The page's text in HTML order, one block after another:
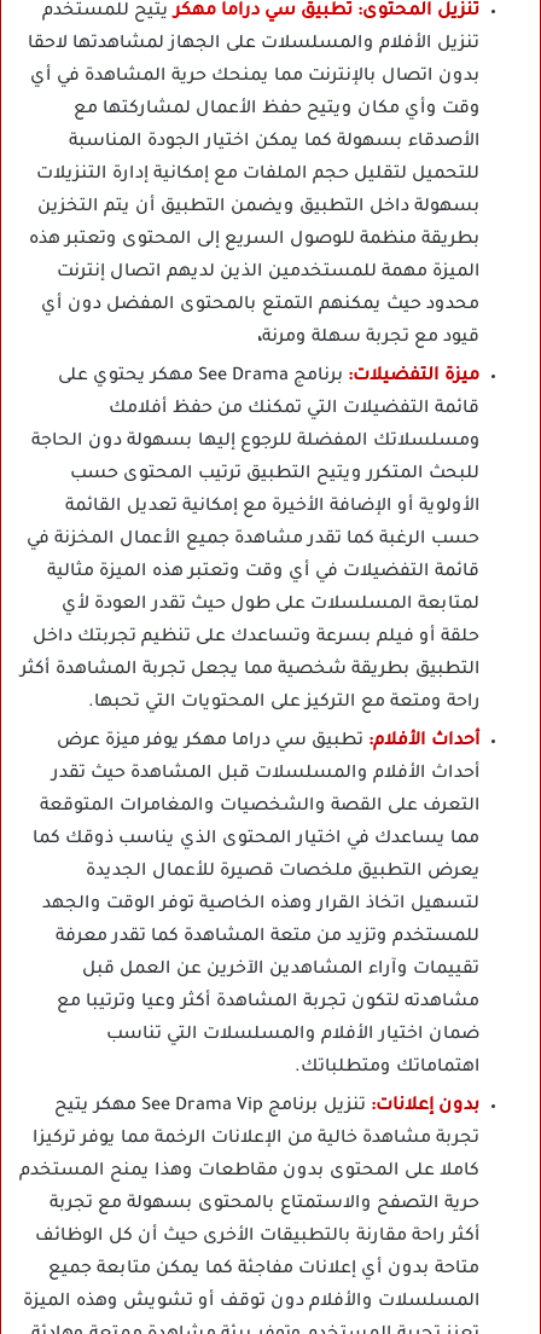
تنزيل المحتوى: تطبيق سي دراما مهكريتيح للمستخدم
تنزيل الأفلام والمسلسلات على الجهاز لمشاهدتها لاحقا
بدون اتصال بالإنترنت مما يمنحك حرية المشاهدة في أي
وقت وأي مكان ويتيح حفظ الأعمال لمشاركتها مع
الأصدقاء بسهولة كما يمكن اختيار الجودة المناسبة
للتحميل لتقليل حجم الملفات مع إمكانية إدارة التنزيلات
بسهولة داخل التطبيق ويضمن التطبيق أن يتم التخزين
بطريقة منظمة للوصول السريع إلى المحتوى وتعتبر هذه
الميزة مهمة للمستخدمين الذين لديهم اتصال إنترنت
محدود حيث يمكنهم التمتع بالمحتوى المفضل دون أي
قيود مع تجربة سهلة ومرنة،
ميزة التفضيلات:
برنامج See Drama مهكر يحتوي على
قائمة التفضيلات التي تمكنك من حفظ أفلامك
ومسلسلاتك المفضلة للرجوع إليها بسهولة دون الحاجة
للبحث المتكرر ويتيح التطبيق ترتيب المحتوى حسب
الأولوية أو الإضافة الأخيرة مع إمكانية تعديل القائمة
حسب الرغبة كما تقدر مشاهدة جميع الأعمال المخزنة في
قائمة التفضيلات في أي وقت وتعتبر هذه الميزة مثالية
لمتابعة المسلسلات على طول حيث تقدر العودة لأي
حلقة أو فيلم بسرعة وتساعدك على تنظيم تجربتك داخل
التطبيق بطريقة شخصية مما يجعل تجربة المشاهدة أكثر
راحة ومتعة مع التركيز على المحتويات التي تحبها.
أحداث الأفلام: تطبيق سي دراما مهكر يوفر ميزة عرض
أحداث الأفلام والمسلسلات قبل المشاهدة حيث تقدر
التعرف على القصة والشخصيات والمغامرات المتوقعة
مما يساعدك في اختيار المحتوى الذي يناسب ذوقك كما
يعرض التطبيق ملخصات قصيرة للأعمال الجديدة
لتسهيل اتخاذ القرار وهذه الخاصية توفر الوقت والجهد
للمستخدم وتزيد من متعة المشاهدة كما تقدر معرفة
تقييمات وآراء المشاهدين الآخرين عن العمل قبل
مشاهدته لتكون تجربة المشاهدة أكثر وعيا وترتيبا مع
ضمان اختيار الأفلام والمسلسلات التي تناسب
اهتماماتك ومتطلباتك.
بدون إعلانات:
تنزيل برنامج See Drama Vip مهكر يتيح
تجربة مشاهدة خالية من الإعلانات الرخمة مما يوفر تركيزا
كاملا على المحتوى بدون مقاطعات وهذا يمنح المستخدم
حرية التصفح والاستمتاع بالمحتوى بسهولة مع تجربة
أكثر راحة مقارنة بالتطبيقات الأخرى حيث أن كل الوظائف
متاحة بدون أي إعلانات مفاجئة كما يمكن متابعة جميع
المسلسلات والأفلام دون توقف أو تشويش وهذه الميزة